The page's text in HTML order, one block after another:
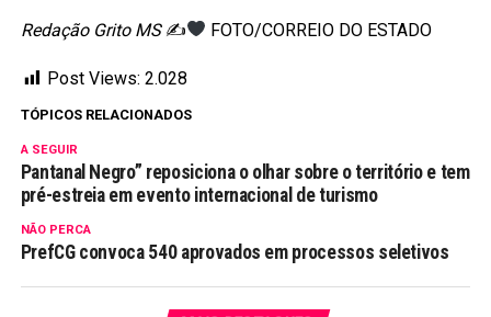
Redação Grito MS✍ FOTO/CORREIO DO ESTADO
Post Views: 2.028
TÓPICOS RELACIONADOS
A SEGUIR
Pantanal Negro” reposiciona o olhar sobre o território e tem
pré-estreia em evento internacional de turismo
NÃO PERCA
PrefCG convoca 540 aprovados em processos seletivos